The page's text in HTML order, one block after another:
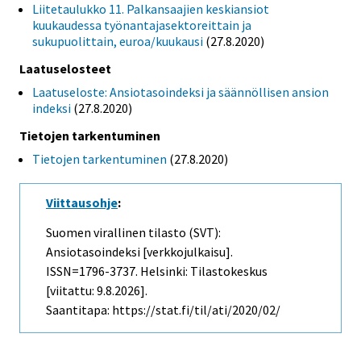
Liitetaulukko 11. Palkansaajien keskiansiot
kuukaudessa työnantajasektoreittain ja
sukupuolittain, euroa/kuukausi (27.8.2020)
Laatuselosteet
Laatuseloste: Ansiotasoindeksi ja säännöllisen ansion
indeksi (27.8.2020)
Tietojen tarkentuminen
Tietojen tarkentuminen (27.8.2020)
Viittausohje:
Suomen virallinen tilasto (SVT):
Ansiotasoindeksi [verkkojulkaisu].
ISSN=1796-3737. Helsinki: Tilastokeskus
[viitattu: 9.8.2026].
Saantitapa: https://stat.fi/til/ati/2020/02/